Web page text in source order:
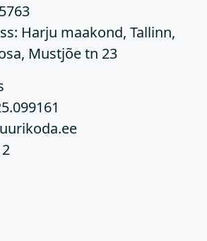
Harju maakond, Tallinn,
Mustjõe tn 23